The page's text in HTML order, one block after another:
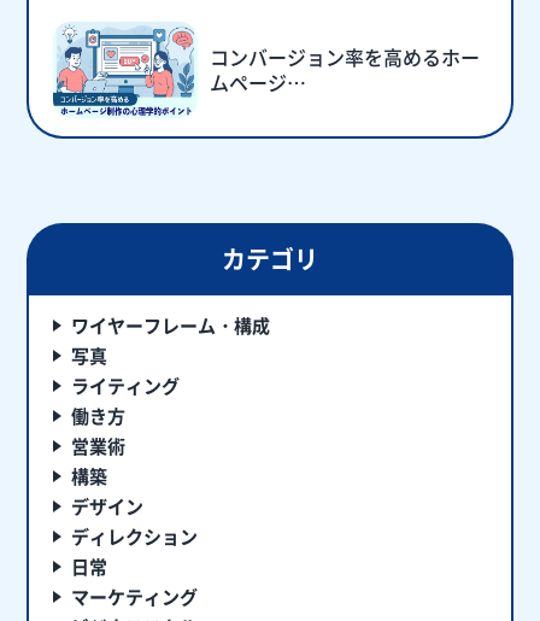
コンバージョン率を高めるホー
ムページ…
カテゴリ
ワイヤーフレーム・構成
写真
ライティング
働き方
営業術
構築
デザイン
ディレクション
日常
マーケティング